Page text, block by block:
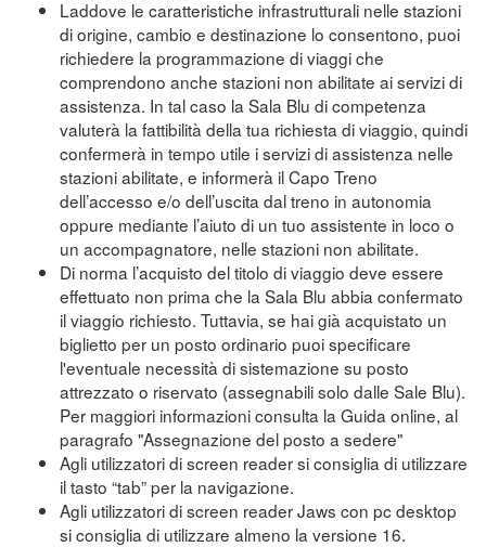
Laddove le caratteristiche infrastrutturali nelle stazioni
di origine, cambio e destinazione lo consentono, puoi
richiedere la programmazione di viaggi che
comprendono anche stazioni non abilitate ai servizi di
assistenza. In tal caso la Sala Blu di competenza
valuterà la fattibilità della tua richiesta di viaggio, quindi
confermerà in tempo utile i servizi di assistenza nelle
stazioni abilitate, e informerà il Capo Treno
dell’accesso e/o dell’uscita dal treno in autonomia
oppure mediante l’aiuto di un tuo assistente in loco o
un accompagnatore, nelle stazioni non abilitate.
Di norma l’acquisto del titolo di viaggio deve essere
effettuato non prima che la Sala Blu abbia confermato
il viaggio richiesto. Tuttavia, se hai già acquistato un
biglietto per un posto ordinario puoi specificare
l'eventuale necessità di sistemazione su posto
attrezzato o riservato (assegnabili solo dalle Sale Blu).
Per maggiori informazioni consulta la Guida online, al
paragrafo "Assegnazione del posto a sedere"
Agli utilizzatori di screen reader si consiglia di utilizzare
il tasto “tab” per la navigazione.
Agli utilizzatori di screen reader Jaws con pc desktop
si consiglia di utilizzare almeno la versione 16.